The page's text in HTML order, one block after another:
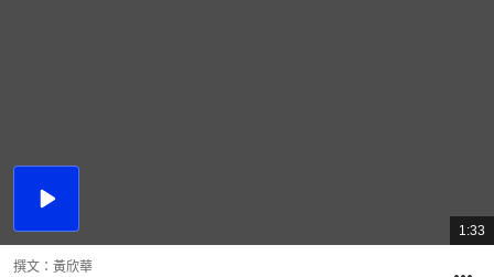
播
片
總
共
1:33
撰文： 黃欣華